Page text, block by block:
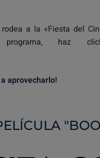
a la «Fiesta del
haz
a aprovecharlo!